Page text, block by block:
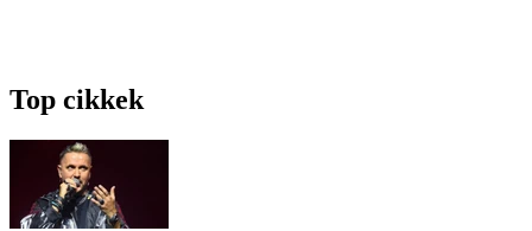
Top cikkek